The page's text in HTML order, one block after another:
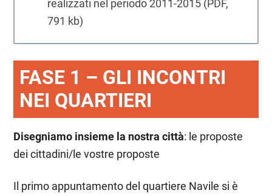
realizzati nel periodo 2011-2015 (PDF,
791 kb)
FASE 1 – GLI INCONTRI
NEI QUARTIERI
Disegniamo insieme la nostra città: le proposte
dei cittadini/le vostre proposte
Il primo appuntamento del quartiere Navile si è